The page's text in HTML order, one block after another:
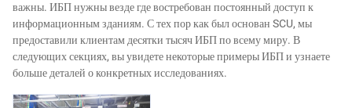
важны. ИБП нужны везде где востребован постоянный доступ к
информационным зданиям. С тех пор как был основан SCU, мы
предоставили клиентам десятки тысяч ИБП по всему миру. В
следующих секциях, вы увидете некоторые примеры ИБП и узнаете
больше деталей о конкретных исследованиях.